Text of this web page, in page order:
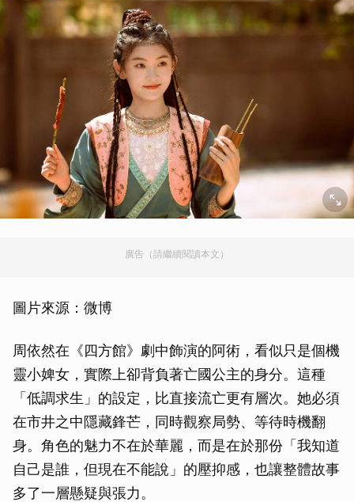
廣告（請繼續閱讀本文）
圖片來源：微博
周依然在《四方館》劇中飾演的阿術，看似只是個機
靈小婢女，實際上卻背負著亡國公主的身分。這種
「低調求生」的設定，比直接流亡更有層次。她必須
在市井之中隱藏鋒芒，同時觀察局勢、等待時機翻
身。角色的魅力不在於華麗，而是在於那份「我知道
自己是誰，但現在不能說」的壓抑感，也讓整體故事
多了一層懸疑與張力。